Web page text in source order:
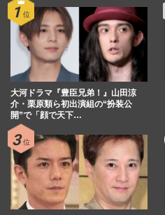
大河ドラマ『豊臣兄弟！』山田涼
介・栗原類ら初出演組の“扮装公
開”で「顔で天下…